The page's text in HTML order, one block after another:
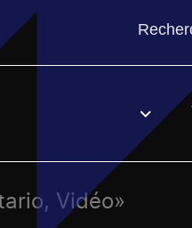
selecting an option.
Vidéo»